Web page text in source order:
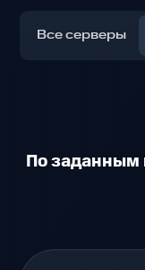
Все серверы
По заданным